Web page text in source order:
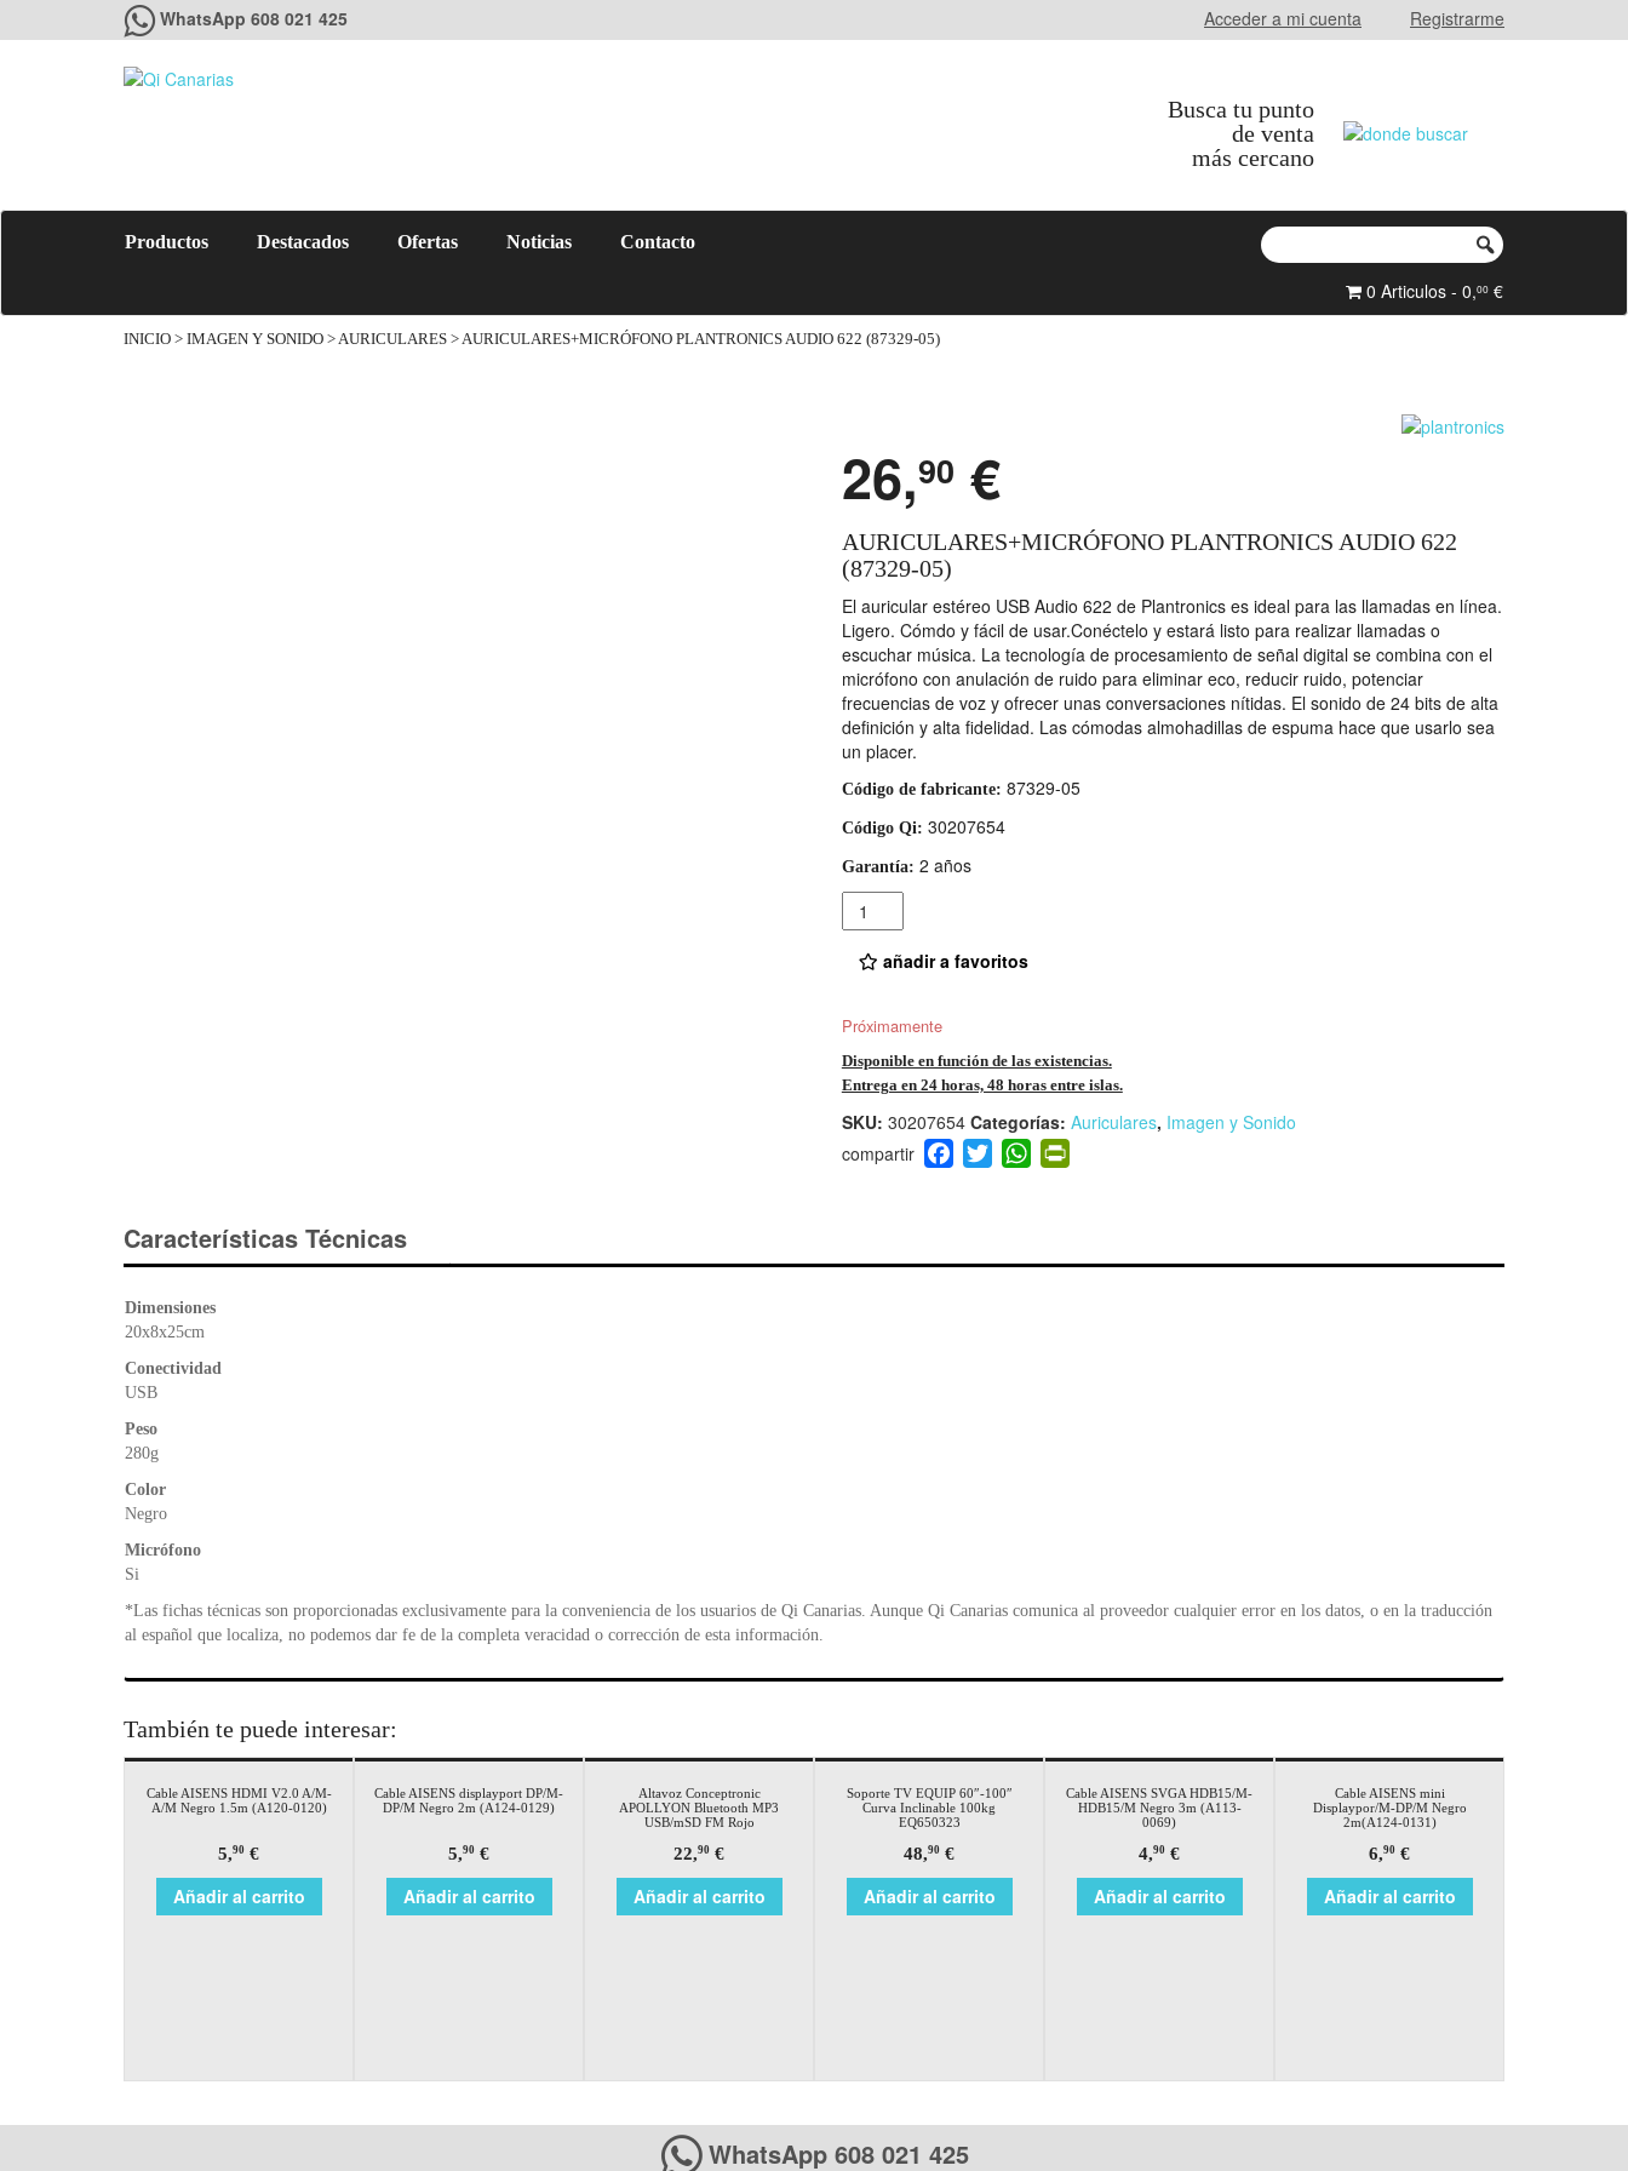
WhatsApp 608 021 425 Acceder a mi cuenta Registrarme
Busca tu punto
de venta
más cercano
Productos Destacados Ofertas Noticias Contacto
0 Articulos - 0,00 €
INICIO > IMAGEN Y SONIDO >AURICULARES > AURICULARES+MICRÓFONO PLANTRONICS AUDIO 622 (87329-05)
26,90 €
AURICULARES+MICRÓFONO PLANTRONICS AUDIO 622
(87329-05)
El auricular estéreo USB Audio 622 de Plantronics es ideal para las llamadas en línea.
Ligero. Cómdo y fácil de usar.Conéctelo y estará listo para realizar llamadas o
escuchar música. La tecnología de procesamiento de señal digital se combina con el
micrófono con anulación de ruido para eliminar eco, reducir ruido, potenciar
frecuencias de voz y ofrecer unas conversaciones nítidas. El sonido de 24 bits de alta
definición y alta fidelidad. Las cómodas almohadillas de espuma hace que usarlo sea
un placer.
Código de fabricante: 87329-05
Código Qi: 30207654
Garantía: 2 años
Cantidad
añadir a favoritos
Próximamente
Disponible en función de las existencias.
Entrega en 24 horas, 48 horas entre islas.
SKU: 30207654 Categorías: Auriculares, Imagen y Sonido
F
a
b
T
wi
W
h
A
Pr
in
e
Características Técnicas
Dimensiones
20x8x25cm
Conectividad
USB
Peso
280g
Color
Negro
Micrófono
Si
*Las fichas técnicas son proporcionadas exclusivamente para la conveniencia de los usuarios de Qi Canarias. Aunque Qi Canarias comunica al proveedor cualquier error en los datos, o en la traducción
al español que localiza, no podemos dar fe de la completa veracidad o corrección de esta información.
También te puede interesar:
Cable AISENS HDMI V2.0 A/M-
A/M Negro 1.5m (A120-0120)
5,90 €
Añadir al carrito
Cable AISENS displayport DP/M-
DP/M Negro 2m (A124-0129)
5,90 €
Añadir al carrito
Altavoz Conceptronic
APOLLYON Bluetooth MP3
USB/mSD FM Rojo
22,90 €
Añadir al carrito
Soporte TV EQUIP 60″-100″
Curva Inclinable 100kg
EQ650323
48,90 €
Añadir al carrito
Cable AISENS SVGA HDB15/M-
HDB15/M Negro 3m (A113-
0069)
4,90 €
Añadir al carrito
Cable AISENS mini
Displaypor/M-DP/M Negro
2m(A124-0131)
6,90 €
Añadir al carrito
WhatsApp 608 021 425